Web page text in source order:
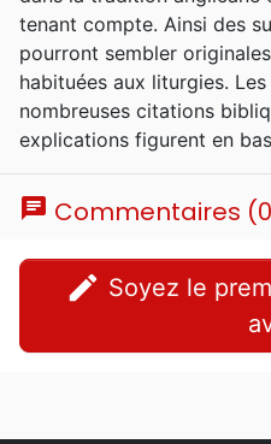
tenant compte. Ainsi des
pourront sembler
habituées aux liturgies.
nombreuses citations
explications figurent en
chat Commentaires
edit